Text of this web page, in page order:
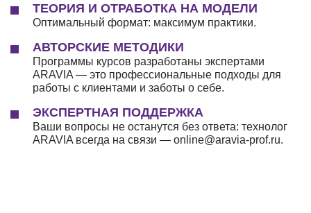
ТЕОРИЯ И ОТРАБОТКА НА МОДЕЛИ
Оптимальный формат: максимум практики.
АВТОРСКИЕ МЕТОДИКИ
Программы курсов разработаны экспертами
ARAVIA — это профессиональные подходы для
работы с клиентами и заботы о себе.
ЭКСПЕРТНАЯ ПОДДЕРЖКА
Ваши вопросы не останутся без ответа: технолог
ARAVIA всегда на связи — online@aravia-prof.ru.